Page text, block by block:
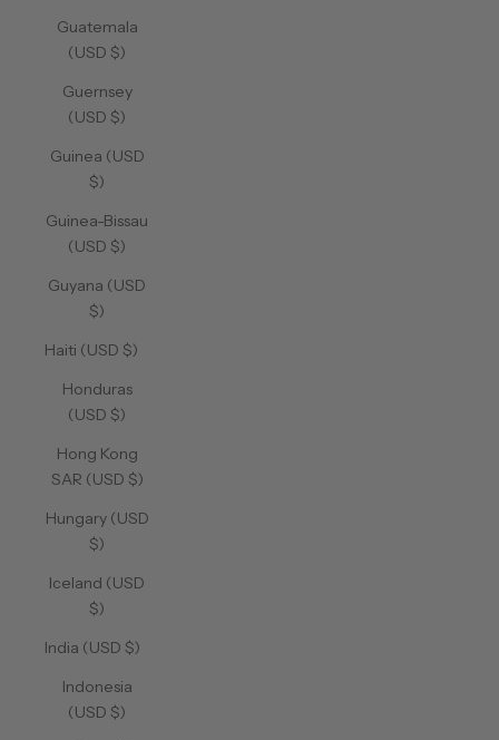
Guatemala
(USD $)
Guernsey
(USD $)
Guinea (USD
$)
Guinea-Bissau
(USD $)
Guyana (USD
$)
Haiti (USD $)
Honduras
(USD $)
Hong Kong
SAR (USD $)
Hungary (USD
$)
Iceland (USD
$)
India (USD $)
Indonesia
(USD $)